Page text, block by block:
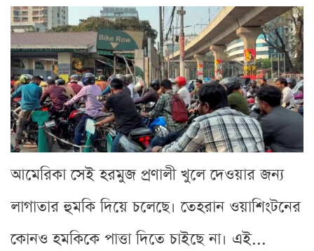
আমেরিকা সেই হরমুজ প্রণালী খুলে দেওয়ার জন্য
লাগাতার হুমকি দিয়ে চলেছে। তেহরান ওয়াশিংটনের
কোনও হমকিকে পাত্তা দিতে চাইছে না। এই...